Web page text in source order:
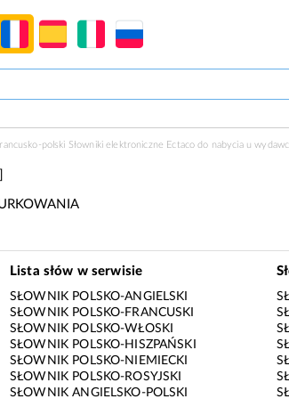
polski Słowniki elektroniczne Ectaco do nabycia u
Lista słów w serwisie
SŁOWNIK POLSKO-ANGIELSKI
SŁOWNIK POLSKO-FRANCUSKI
SŁOWNIK POLSKO-WŁOSKI
SŁOWNIK POLSKO-HISZPAŃSKI
SŁOWNIK POLSKO-NIEMIECKI
SŁOWNIK POLSKO-ROSYJSKI
SŁOWNIK ANGIELSKO-POLSKI